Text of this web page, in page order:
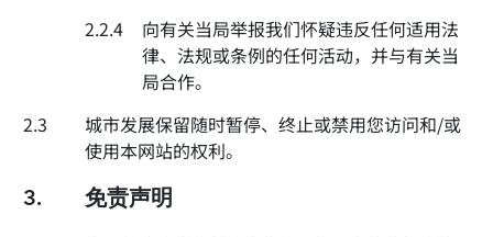
2.2.4
向有关当局举报我们怀疑违反任何适用法
律、法规或条例的任何活动，并与有关当
局合作。
2.3
城市发展保留随时暂停、终止或禁用您访问和/或
使用本网站的权利。
3. 免责声明